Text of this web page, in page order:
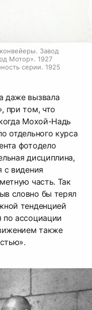
Завод
Мотор». 1927
серии. 1925
даже вызвала
при том, что
Мохой-Надь
отдельного курса
фотодело
дисциплина,
с видения
часть. Так
словно бы терял
тенденцией
по ассоциации
также